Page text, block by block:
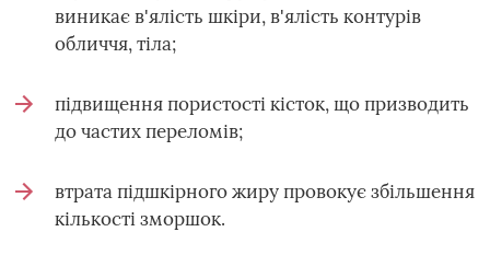
виникає в'ялість шкіри, в'ялість контурів
обличчя, тіла;
підвищення пористості кісток, що призводить
до частих переломів;
втрата підшкірного жиру провокує збільшення
кількості зморшок.